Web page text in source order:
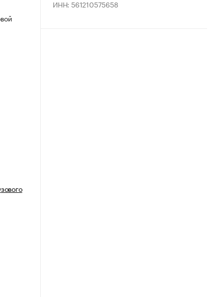
ИНН: 561210575658